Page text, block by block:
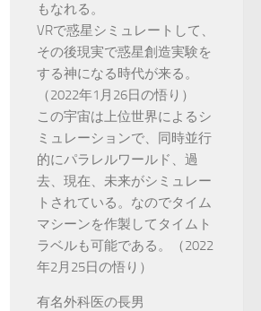
もなれる。
VRで惑星シミュレートして、
その後現実で惑星創造実験を
する神になる時代が来る。
（2022年1月26日の悟り）
この宇宙は上位世界によるシ
ミュレーションで、同時並行
的にパラレルワールド、過
去、現在、未来がシミュレー
トされている。なのでタイム
マシーンを作製してタイムト
ラベルも可能である。（2022
年2月25日の悟り）
有名外科医の長男